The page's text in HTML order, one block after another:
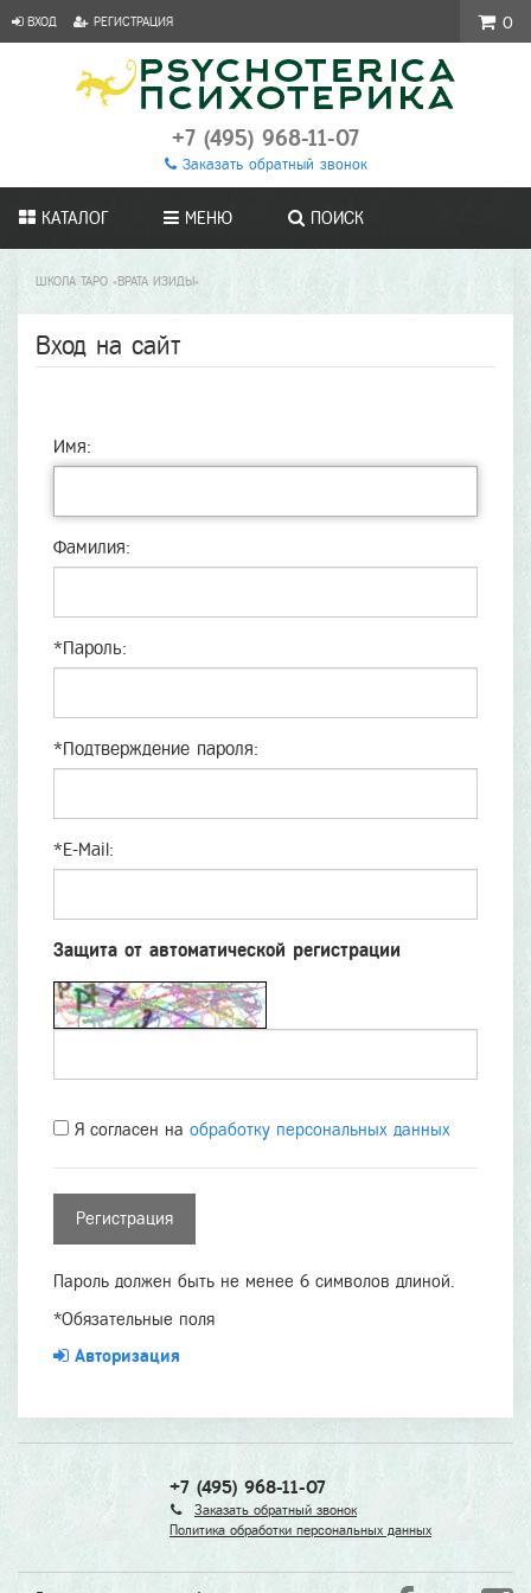
ВХОД РЕГИСТРАЦИЯ
+7 (495) 968-11-07
Заказать обратный звонок
КАТАЛОГ МЕНЮ ПОИСК
ШКОЛА ТАРО «ВРАТА ИЗИДЫ»
Вход на сайт
Имя:
Фамилия:
*Пароль:
*Подтверждение пароля:
*E-Mail:
Защита от автоматической регистрации
Я согласен на обработку персональных данных
Пароль должен быть не менее 6 символов длиной.
*Обязательные поля
Авторизация
+7 (495) 968-11-07
Заказать обратный звонок
Политика обработки персональных данных
0